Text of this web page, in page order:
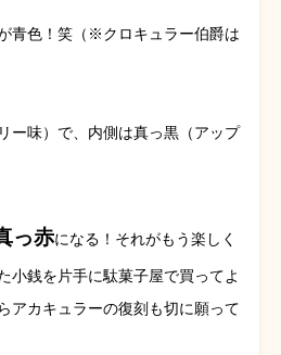
青色！笑（※クロキュラー伯爵は
ー味）で、内側は真っ黒（アップ
っ赤になる！それがもう楽しく
小銭を片手に駄菓子屋で買ってよ
アカキュラーの復刻も切に願って